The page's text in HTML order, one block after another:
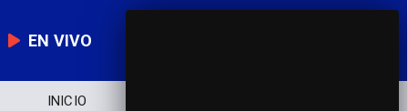
EN VIVO
NOTICIERO